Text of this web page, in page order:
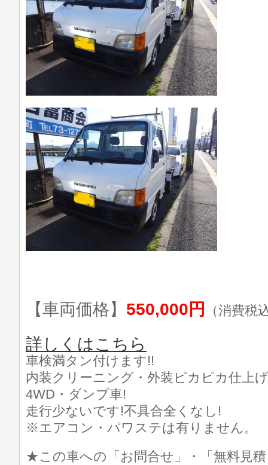
【車両価格】 550,000円 （消費税
詳しくはこちら
車検満タン付けます!!
内装クリーニング・外装ピカピカ仕上
4WD・ダンプ車!
走行少ないです!不具合全くなし!
※エアコン・パワステは有りません。
★この車への「お問合せ」・「無料見